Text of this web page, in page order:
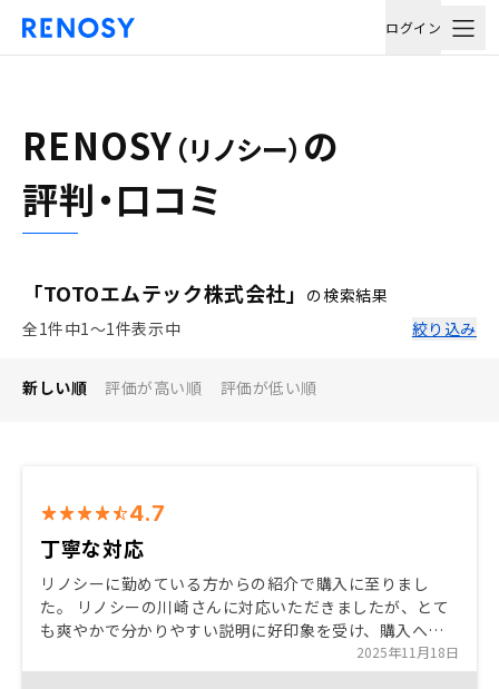
ログイン
RENOSY （リノシー） の
評判・口コミ
「TOTOエムテック株式会社」 の検索結果
全1件中1〜1件表示中
絞り込み
新しい順 評価が高い順 評価が低い順
4.7
丁寧な対応
リノシーに勤めている方からの紹介で購入に至りまし
た。 リノシーの川崎さんに対応いただきましたが、とて
も爽やかで分かりやすい説明に好印象を受け、購入への
意欲に繋がりました。 色々な物件を紹介していただくな
かで、いい物件に出会えたと思っています。
2025年11月18日